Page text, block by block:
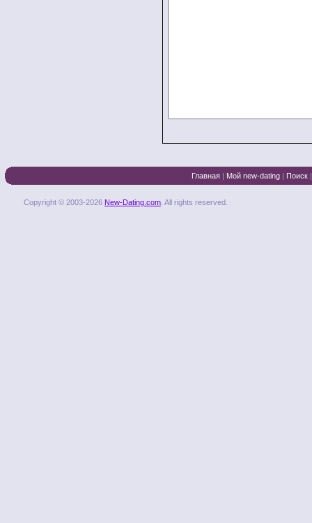
Главная | Мой new-dating | Поиск
Copyright © 2003-2026 New-Dating.com . All rights reserved.